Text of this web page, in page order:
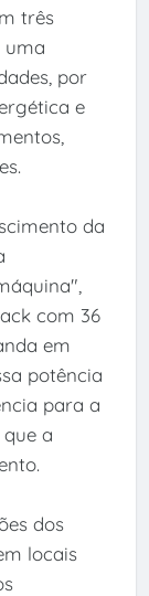
três
uma
por
e
da
com 36
em
potência
para a
a
dos
locais